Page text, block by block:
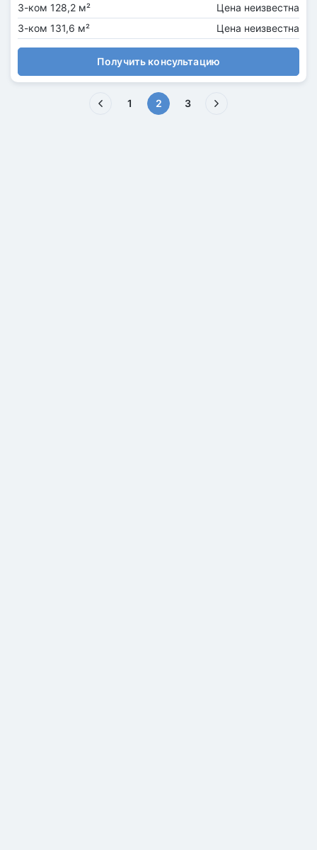
3-ком 128,2 м²
Цена неизвестна
3-ком 131,6 м²
Цена неизвестна
Получить консультацию
1 2(текущая)
3